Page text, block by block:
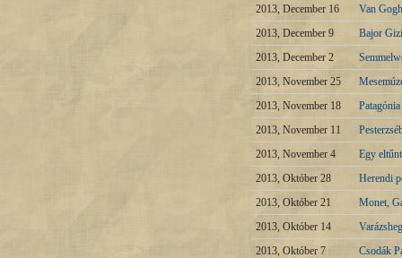
2013, December 16
Van
2013, December 9
Bajor
2013, December 2
2013, November 25
2013, November 18
2013, November 11
2013, November 4
Egy
2013, Október 28
Herendi
2013, Október 21
Monet,
2013, Október 14
2013, Október 7
Csodák